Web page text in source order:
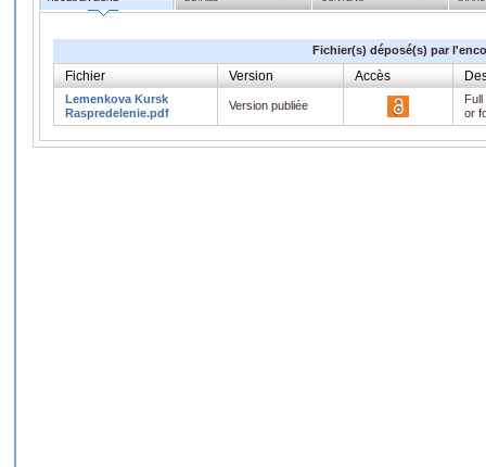
Fichier(s) déposé(s) par
Fichier Version Accès
Lemenkova Kursk
Raspredelenie.pdf
Version publiée
or